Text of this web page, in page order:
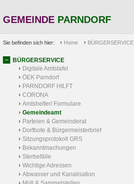
GEMEINDE PARNDORF
Sie befinden sich hier: Home BÜRGERSERVICE
BÜRGERSERVICE
Digitale Amtstafel
ÖEK Parndorf
PARNDORF HILFT
CORONA
Amtshelfer/ Formulare
Gemeindeamt
Parteien & Gemeinderat
Dorfbote & Bürgermeisterbrief
Sitzungsprotokoll GRS
Bekanntmachungen
Sterbefälle
Wichtige Adressen
Abwasser und Kanalisation